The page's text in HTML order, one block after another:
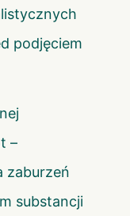
podjęciem
–
zaburzeń
substancji